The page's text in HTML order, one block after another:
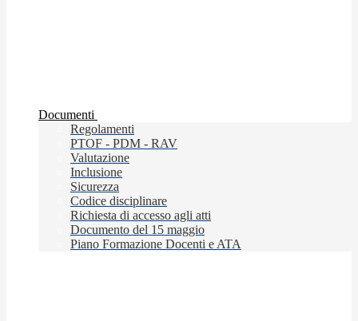
Documenti
Regolamenti
PTOF - PDM - RAV
Valutazione
Inclusione
Sicurezza
Codice disciplinare
Richiesta di accesso agli atti
Documento del 15 maggio
Piano Formazione Docenti e ATA